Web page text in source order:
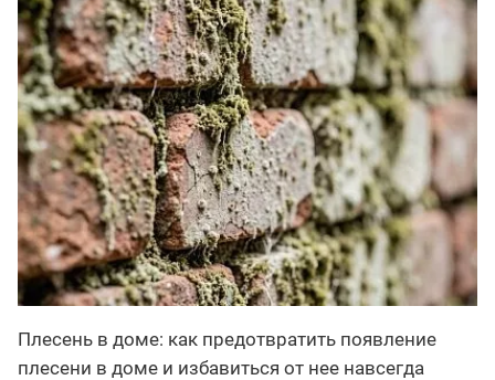
Плесень в доме: как предотвратить появление
плесени в доме и избавиться от нее навсегда